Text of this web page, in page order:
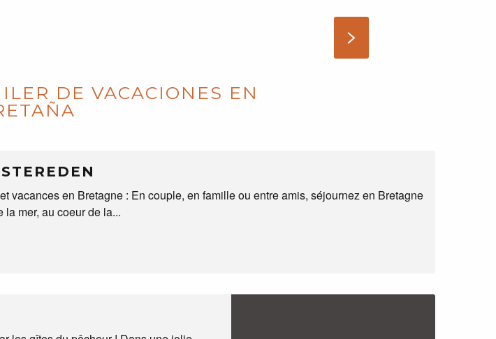
DE VACACIONES EN
vacances en Bretagne : En couple, en famille ou entre amis, séjournez en Bretagne
la mer, au coeur de la...